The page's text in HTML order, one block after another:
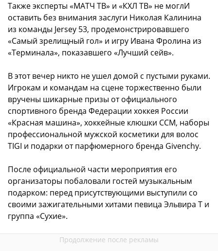
Также эксперты «МАТЧ ТВ» и «КХЛ ТВ» не моглИ
оставить без внимания заслуги Николая Калинина
из команды Jersey 53, продемонстрировавшего
«Самый зрелищный гол» и игру Ивана Фролина из
«Терминала», показавшего «Лучший сейв».
В этот вечер никто не ушел домой с пустыми руками.
Игрокам и командам на сцене торжественно были
вручены шикарные призы от официального
спортивного бренда Федерации хоккея России
«Красная машина», хоккейные клюшки ССМ, наборы
профессиональной мужской косметики для волос
TIGI и подарки от парфюмерного бренда Givenchy.
После официальной части мероприятия его
организаторы побаловали гостей музыкальным
подарком: перед присутствующими выступили со
своими зажигательными хитами певица Эльвира Т и
группа «Сухие».